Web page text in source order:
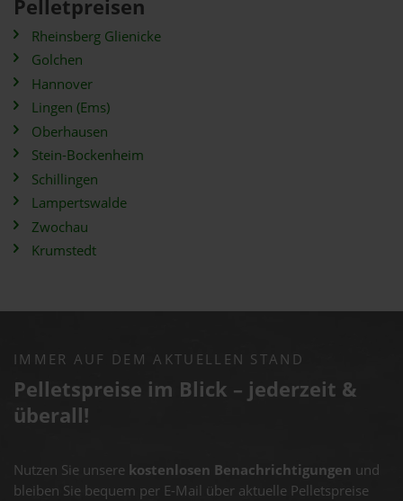
Pelletpreisen
Rheinsberg Glienicke
Golchen
Hannover
Lingen (Ems)
Oberhausen
Stein-Bockenheim
Schillingen
Lampertswalde
Zwochau
Krumstedt
IMMER AUF DEM AKTUELLEN STAND
Pelletspreise im Blick – jederzeit &
überall!
Nutzen Sie unsere kostenlosen Benachrichtigungen und
bleiben Sie bequem per E-Mail über aktuelle Pelletspreise